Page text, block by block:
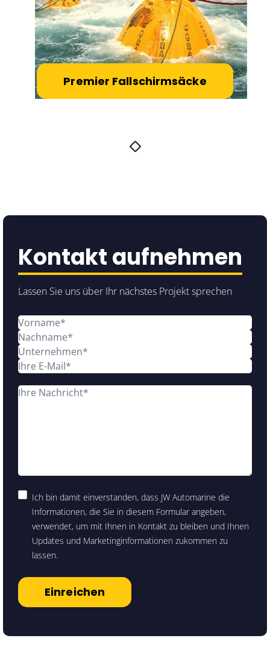
Premier Fallschirmsäcke
Kontakt aufnehmen
Lassen Sie uns über Ihr nächstes Projekt sprechen
Ich bin damit einverstanden, dass JW Automarine die
Informationen, die Sie in diesem Formular angeben,
verwendet, um mit Ihnen in Kontakt zu bleiben und Ihnen
Updates und Marketinginformationen zukommen zu
lassen.